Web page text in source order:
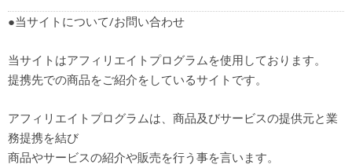
●当サイトについて/お問い合わせ
当サイトはアフィリエイトプログラムを使用しております。
提携先での商品をご紹介をしているサイトです。
アフィリエイトプログラムは、商品及びサービスの提供元と業
務提携を結び
商品やサービスの紹介や販売を行う事を言います。